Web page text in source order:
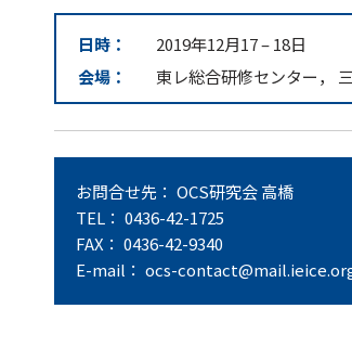
日時： 2019年12月17–18日
会場：
東レ総合研修センター，
お問合せ先： OCS研究会 高橋
TEL： 0436-42-1725
FAX： 0436-42-9340
E-mail： ocs-